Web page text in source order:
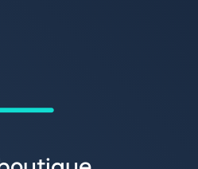
et postuler en ligne
spontanée